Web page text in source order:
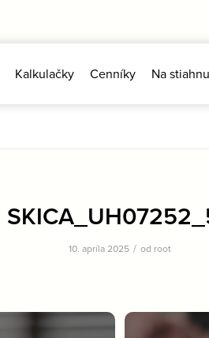
Kalkulačky Cenníky Na
10. apríla 2025 / od root